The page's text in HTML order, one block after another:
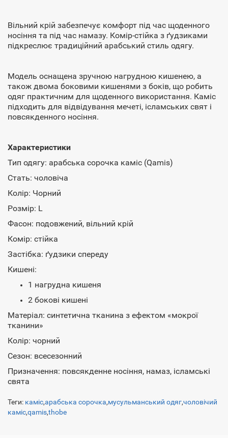
Вільний крій забезпечує комфорт під час щоденного
носіння та під час намазу. Комір-стійка з ґудзиками
підкреслює традиційний арабський стиль одягу.
Модель оснащена зручною нагрудною кишенею, а
також двома боковими кишенями з боків, що робить
одяг практичним для щоденного використання. Каміс
підходить для відвідування мечеті, ісламських свят і
повсякденного носіння.
Характеристики
Тип одягу: арабська сорочка каміс (Qamis)
Стать: чоловіча
Колір: Чорний
Розмір: L
Фасон: подовжений, вільний крій
Комір: стійка
Застібка: ґудзики спереду
Кишені:
1 нагрудна кишеня
2 бокові кишені
Матеріал: синтетична тканина з ефектом «мокрої
тканини»
Колір: чорний
Сезон: всесезонний
Призначення: повсякденне носіння, намаз, ісламські
свята
Теги: каміс,арабська сорочка,мусульманський одяг,чоловічий
каміс,qamis,thobe